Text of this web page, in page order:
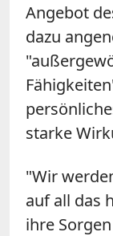
Angebot
dazu
starke
"Wir
auf all das
ihre